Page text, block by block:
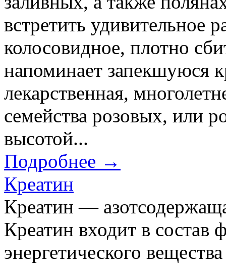
встретить удивительное
колосовидное, плотно
напоминает запекшуюся
лекарственная,
семейства розовых, или
высотой...
Подробнее →
Креатин
Креатин —
Креатин входит в состав
энергетического